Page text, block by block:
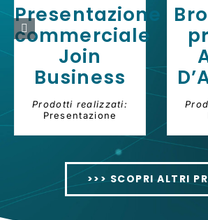
Presentazione
commerciale
Join
Business
Prodotti realizzati:
Presentazione
>>> SCOPRI ALTRI